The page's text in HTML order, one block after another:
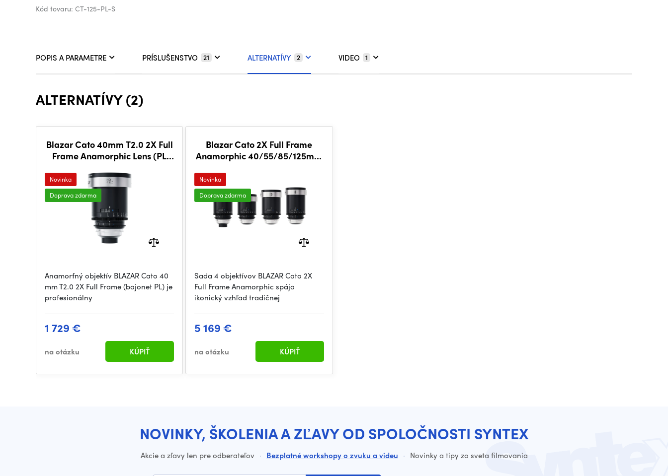
Kód tovaru: CT-125-PL-S
POPIS A PARAMETRE PRÍSLUŠENSTVO 21 ALTERNATÍVY 2 VIDEO 1
ALTERNATÍVY (2)
Blazar Cato 40mm T2.0 2X Full
Frame Anamorphic Lens (PL
Novinka
Doprava zdarma
Anamorfný objektív BLAZAR Cato 40
mm T2.0 2X Full Frame (bajonet PL) je
profesionálny
1 729 €
na otázku KÚPIŤ
Blazar Cato 2X Full Frame
Anamorphic 40/55/85/125mm
Novinka
Doprava zdarma
Sada 4 objektívov BLAZAR Cato 2X
Full Frame Anamorphic spája
ikonický vzhľad tradičnej
5 169 €
na otázku KÚPIŤ
NOVINKY, ŠKOLENIA A ZĽAVY OD SPOLOČNOSTI SYNTEX
Akcie a zľavy len pre odberateľov · Bezplatné workshopy o zvuku a videu · Novinky a tipy zo sveta filmovania